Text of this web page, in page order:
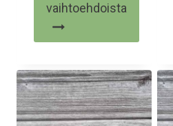
vaihtoehdoista
tuotteella
on
useampi